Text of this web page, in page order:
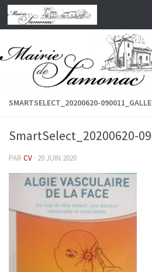
Skip to content
SMARTSELECT_20200620-
SmartSelect_20200620-
PAR CV · 20 JUIN 2020